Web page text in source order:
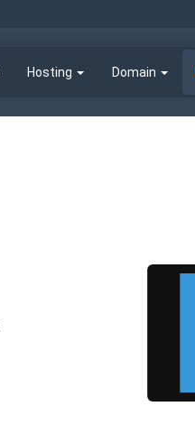
Hosting Domain